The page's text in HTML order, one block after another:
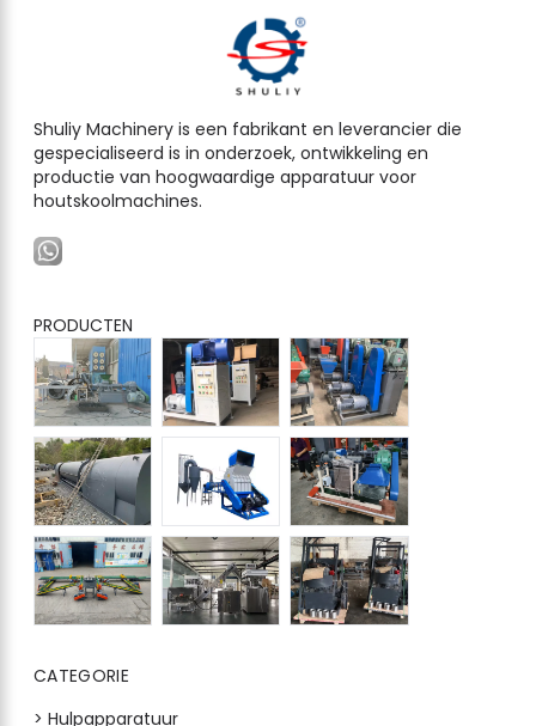
Shuliy Machinery is een fabrikant en leverancier die
gespecialiseerd is in onderzoek, ontwikkeling en
productie van hoogwaardige apparatuur voor
houtskoolmachines.
PRODUCTEN
CATEGORIE
> Hulpapparatuur